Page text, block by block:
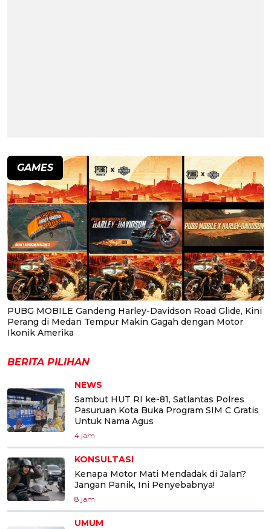
GAMES
PUBG MOBILE Gandeng Harley-Davidson Road Glide, Kini
Perang di Medan Tempur Makin Gagah dengan Motor
Ikonik Amerika
BERITA PILIHAN
NEWS
Sambut HUT RI ke-81, Satlantas Polres
Pasuruan Kota Buka Program SIM C Gratis
Untuk Nama Agus
4 jam
KONSULTASI
Kenapa Motor Mati Mendadak di Jalan?
Jangan Panik, Ini Penyebabnya!
8 jam
UMUM